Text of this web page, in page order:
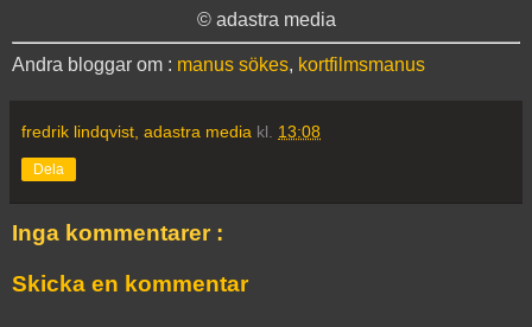
© adastra media
Andra bloggar om : manus sökes, kortfilmsmanus
fredrik lindqvist, adastra media kl. 13:08
Dela
Inga kommentarer :
Skicka en kommentar